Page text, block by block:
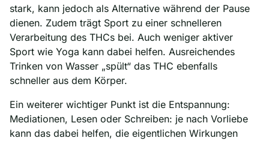
stark, kann jedoch als Alternative während der Pause
dienen. Zudem trägt Sport zu einer schnelleren
Verarbeitung des THCs bei. Auch weniger aktiver
Sport wie Yoga kann dabei helfen. Ausreichendes
Trinken von Wasser „spült“ das THC ebenfalls
schneller aus dem Körper.
Ein weiterer wichtiger Punkt ist die Entspannung:
Mediationen, Lesen oder Schreiben: je nach Vorliebe
kann das dabei helfen, die eigentlichen Wirkungen